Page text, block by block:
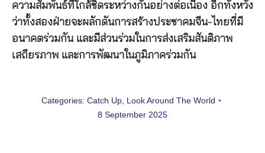
ความสัมพันธ์ที่ใกล้ชิดระหว่างกันอย่างต่อเนื่อง อีกทั้งหวัง
ว่าทั้งสองฝ่ายจะผลักดันการสร้างประชาคมจีน-ไทยที่มี
อนาคตร่วมกัน และมีส่วนร่วมในการส่งเสริมสันติภาพ
เสถียรภาพ และการพัฒนาในภูมิภาคร่วมกัน
Categories: Catch Up, Look Around The World
8 September 2025